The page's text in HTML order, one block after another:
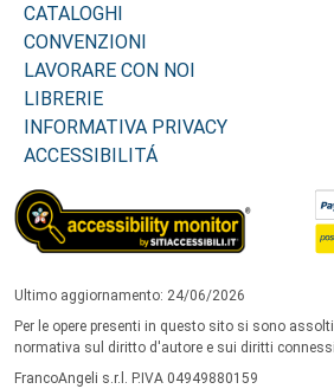
CATALOGHI
CONVENZIONI
LAVORARE CON NOI
LIBRERIE
INFORMATIVA PRIVACY
ACCESSIBILITÁ
Ultimo aggiornamento: 24/06/2026
Per le opere presenti in questo sito si sono
normativa sul diritto d'autore e sui diritti
FrancoAngeli s.r.l. P.IVA 04949880159